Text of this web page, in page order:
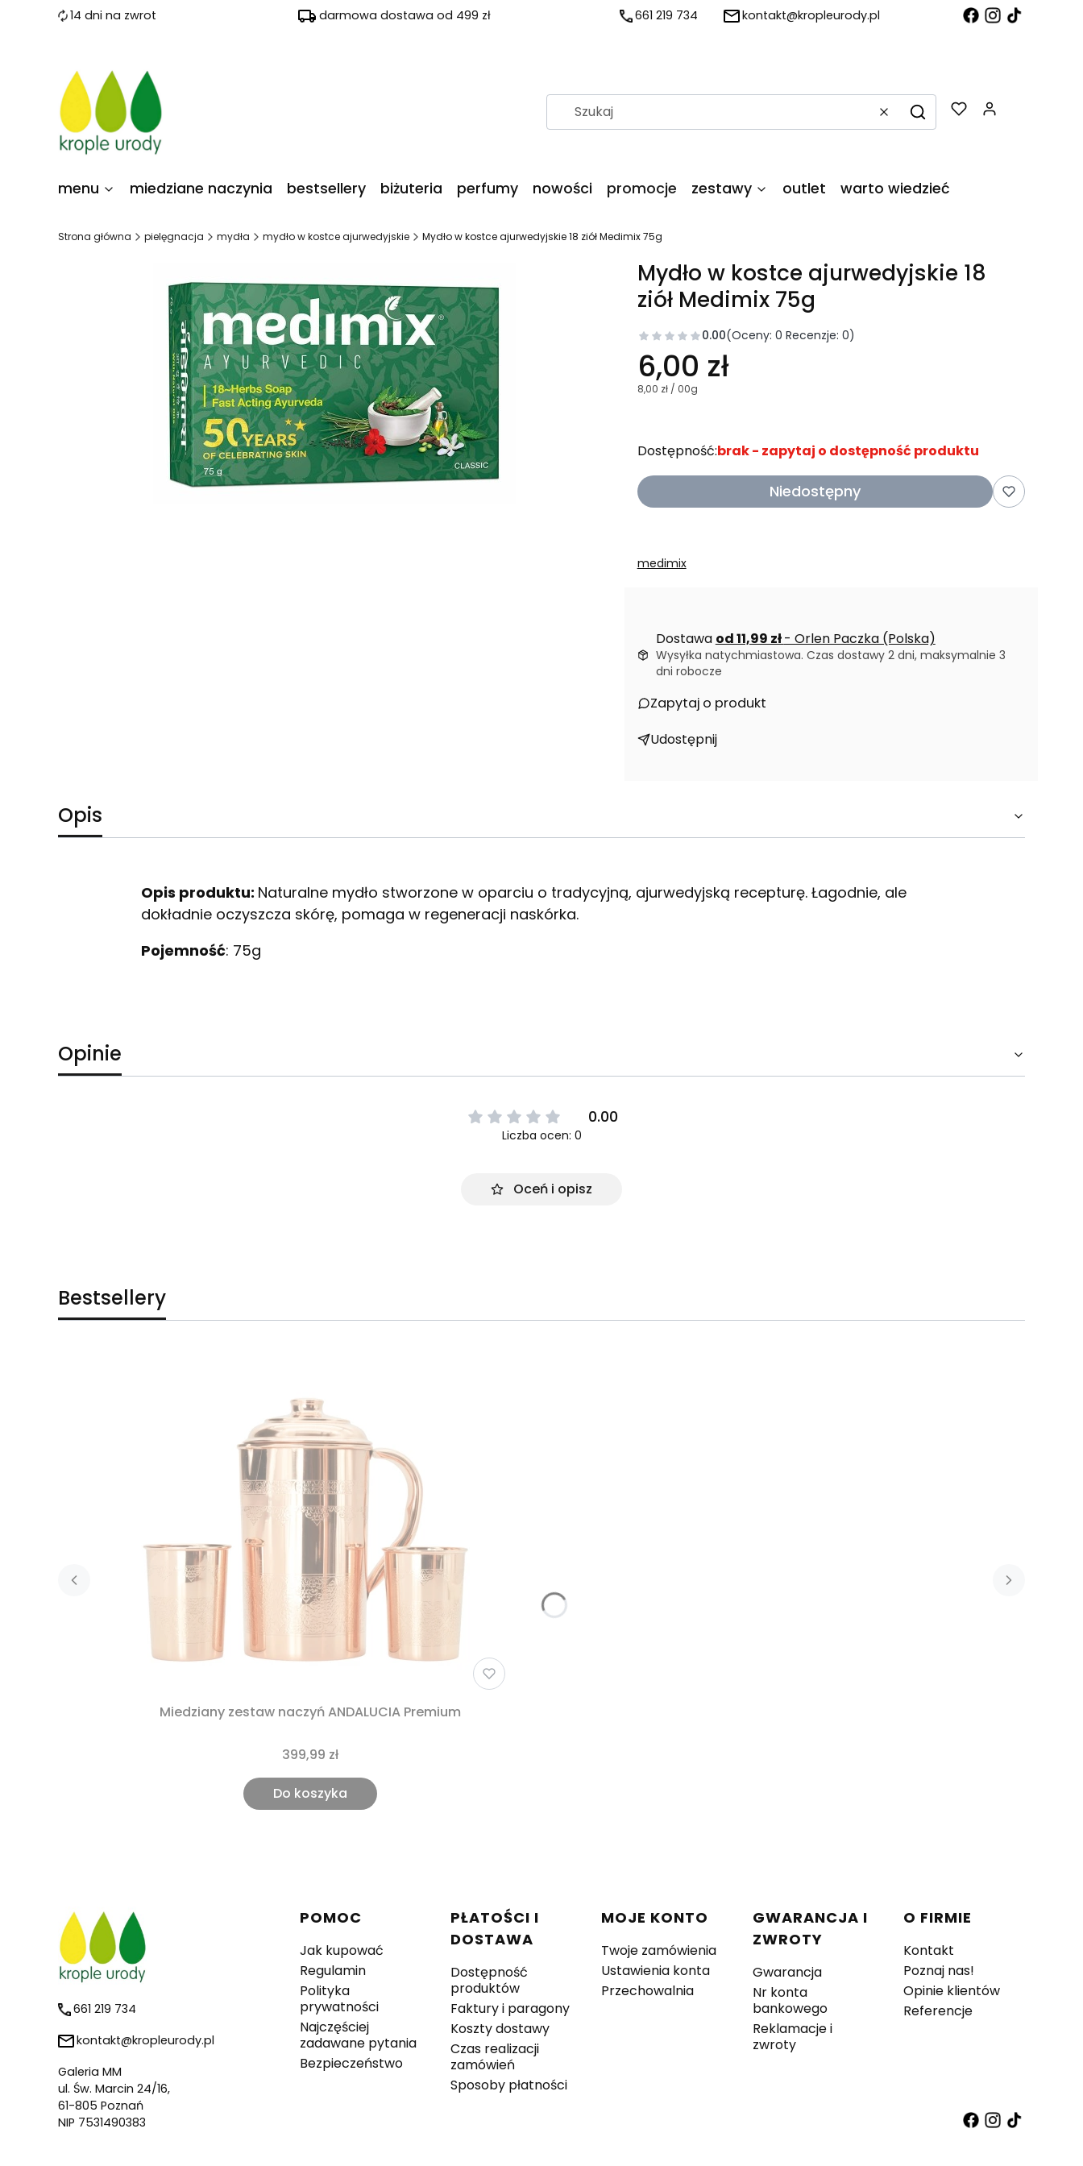
14 dni na zwrot darmowa dostawa od 499 zł 661 219 734 kontakt@kropleurody.pl
WyczyśćSzukaj
menu miedziane naczynia bestsellery biżuteria perfumy nowości promocje zestawy outlet warto wiedzieć
Strona główna pielęgnacja mydła mydło w kostce ajurwedyjskie Mydło w kostce ajurwedyjskie 18 ziół Medimix 75g
Mydło w kostce ajurwedyjskie 18
ziół Medimix 75g
0.00(Oceny: 0 Recenzje: 0)
6,00 zł
8,00 zł / 00g
Dostępność:brak - zapytaj o dostępność produktu
Niedostępny
medimix
Dostawa od 11,99 zł- Orlen Paczka (Polska)
Wysyłka natychmiastowa. Czas dostawy 2 dni, maksymalnie 3
dni robocze
Zapytaj o produkt
Udostępnij
Opis
Opis produktu: Naturalne mydło stworzone w oparciu o tradycyjną, ajurwedyjską recepturę. Łagodnie, ale
dokładnie oczyszcza skórę, pomaga w regeneracji naskórka.
Pojemność: 75g
Opinie
0.00
Liczba ocen: 0
Oceń i opisz
Bestsellery
Miedziany zestaw naczyń ANDALUCIA Premium
399,99 zł
Do koszyka
661 219 734
kontakt@kropleurody.pl
Galeria MM
ul. Św. Marcin 24/16,
61-805 Poznań
NIP 7531490383
Linki w stopce
POMOC
Jak kupować
Regulamin
Polityka
prywatności
Najczęściej
zadawane pytania
Bezpieczeństwo
PŁATOŚCI I
DOSTAWA
Dostępność
produktów
Faktury i paragony
Koszty dostawy
Czas realizacji
zamówień
Sposoby płatności
MOJE KONTO
Twoje zamówienia
Ustawienia konta
Przechowalnia
GWARANCJA I
ZWROTY
Gwarancja
Nr konta
bankowego
Reklamacje i
zwroty
O FIRMIE
Kontakt
Poznaj nas!
Opinie klientów
Referencje